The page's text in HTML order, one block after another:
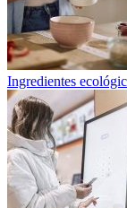
Ingredientes